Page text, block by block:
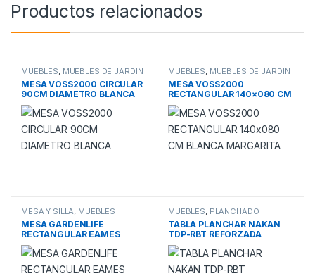
Productos relacionados
MUEBLES, MUEBLES DE JARDIN
MESA VOSS2000 CIRCULAR
90CM DIAMETRO BLANCA
MUEBLES, MUEBLES DE JARDIN
MESA VOSS2000
RECTANGULAR 140×080 CM
BLANCA MARGARITA
MESA Y SILLA, MUEBLES
MESA GARDENLIFE
RECTANGULAR EAMES
BLANCA T402300 120×80
MUEBLES, PLANCHADO
TABLA PLANCHAR NAKAN
TDP-RBT REFORZADA
TERMICA(136 X 35)